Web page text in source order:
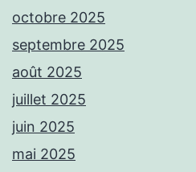
octobre 2025
septembre 2025
août 2025
juillet 2025
juin 2025
mai 2025